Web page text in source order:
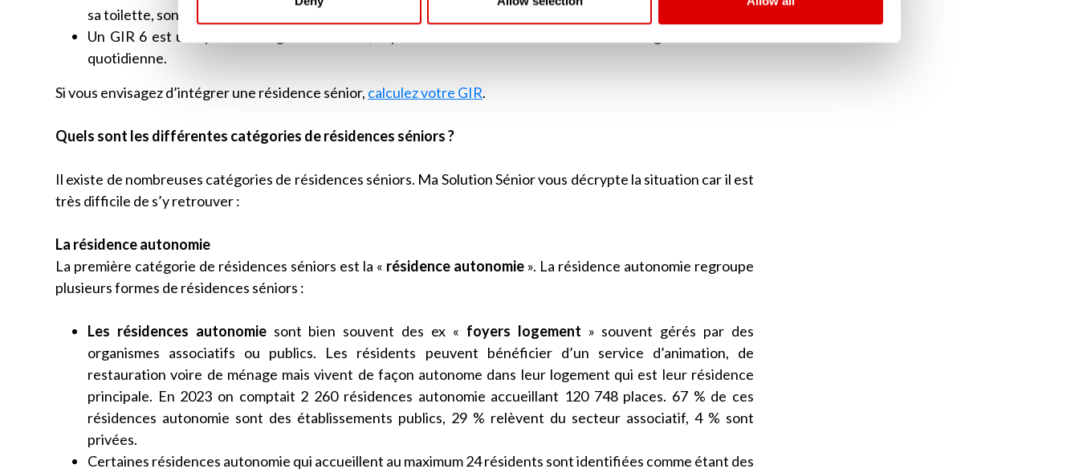
sa toilette, son ménage ou préparer ses repas.
Un GIR 6 est une personne âgée autonome, capable de s’assumer et d’assurer tous les gestes de la vie
quotidienne.
Si vous envisagez d’intégrer une résidence sénior, calculez votre GIR.
Quels sont les différentes catégories de résidences séniors ?
Il existe de nombreuses catégories de résidences séniors. Ma Solution Sénior vous décrypte la situation car il est
très difficile de s’y retrouver :
La résidence autonomie
La première catégorie de résidences séniors est la « résidence autonomie ». La résidence autonomie regroupe
plusieurs formes de résidences séniors :
Les résidences autonomiesont bien souvent des ex « foyers logement » souvent gérés par des
organismes associatifs ou publics. Les résidents peuvent bénéficier d’un service d’animation, de
restauration voire de ménage mais vivent de façon autonome dans leur logement qui est leur résidence
principale. En 2023 on comptait 2 260 résidences autonomie accueillant 120 748 places. 67 % de ces
résidences autonomie sont des établissements publics, 29 % relèvent du secteur associatif, 4 % sont
privées.
Certaines résidences autonomie qui accueillent au maximum 24 résidents sont identifiées comme étant des